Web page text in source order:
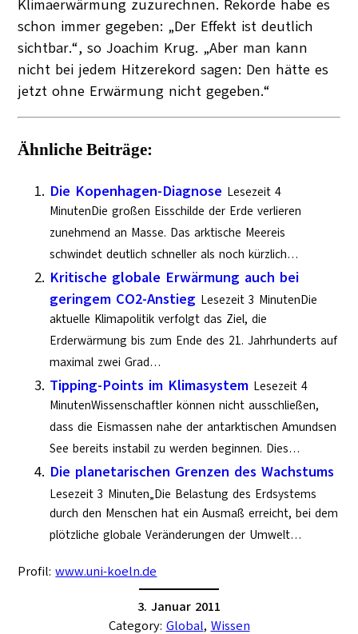
Klimaerwärmung zuzurechnen. Rekorde habe es
schon immer gegeben: „Der Effekt ist deutlich
sichtbar.“, so Joachim Krug. „Aber man kann
nicht bei jedem Hitzerekord sagen: Den hätte es
jetzt ohne Erwärmung nicht gegeben.“
Ähnliche Beiträge:
Die Kopenhagen-Diagnose Lesezeit 4
MinutenDie großen Eisschilde der Erde verlieren
zunehmend an Masse. Das arktische Meereis
schwindet deutlich schneller als noch kürzlich…
Kritische globale Erwärmung auch bei
geringem CO2-Anstieg Lesezeit 3 MinutenDie
aktuelle Klimapolitik verfolgt das Ziel, die
Erderwärmung bis zum Ende des 21. Jahrhunderts auf
maximal zwei Grad…
Tipping-Points im Klimasystem Lesezeit 4
MinutenWissenschaftler können nicht ausschließen,
dass die Eismassen nahe der antarktischen Amundsen
See bereits instabil zu werden beginnen. Dies…
Die planetarischen Grenzen des Wachstums
Lesezeit 3 Minuten„Die Belastung des Erdsystems
durch den Menschen hat ein Ausmaß erreicht, bei dem
plötzliche globale Veränderungen der Umwelt…
Profil:www.uni-koeln.de
3. Januar 2011
Category: Global, Wissen